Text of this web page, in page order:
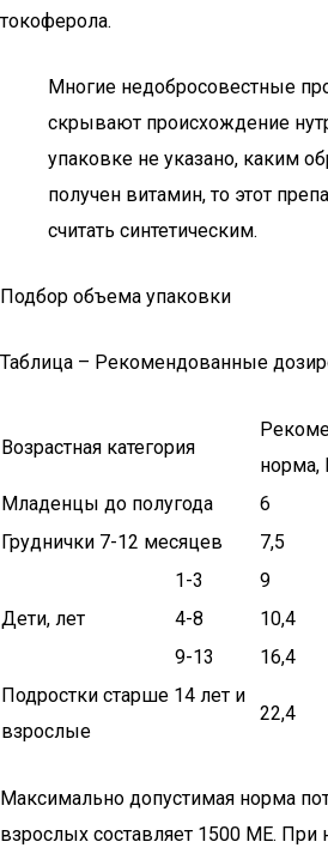
токоферола.
Многие недобросовестные
скрывают происхождение
упаковке не указано, каким
получен витамин, то этот
считать синтетическим.
Подбор объема упаковки
Таблица – Рекомендованные
Возрастная категория
норма,
Младенцы до полугода
6
Груднички 7-12 месяцев
7,5
Дети, лет
1-3
9
4-8
10,4
9-13
16,4
Подростки старше 14 лет и
взрослые
22,4
Максимально допустимая норма
взрослых составляет 1500 МЕ. При